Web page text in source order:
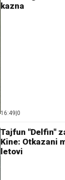
kazna
16:49|0
Tajfun "Delfin"
Kine: Otkazani
letovi